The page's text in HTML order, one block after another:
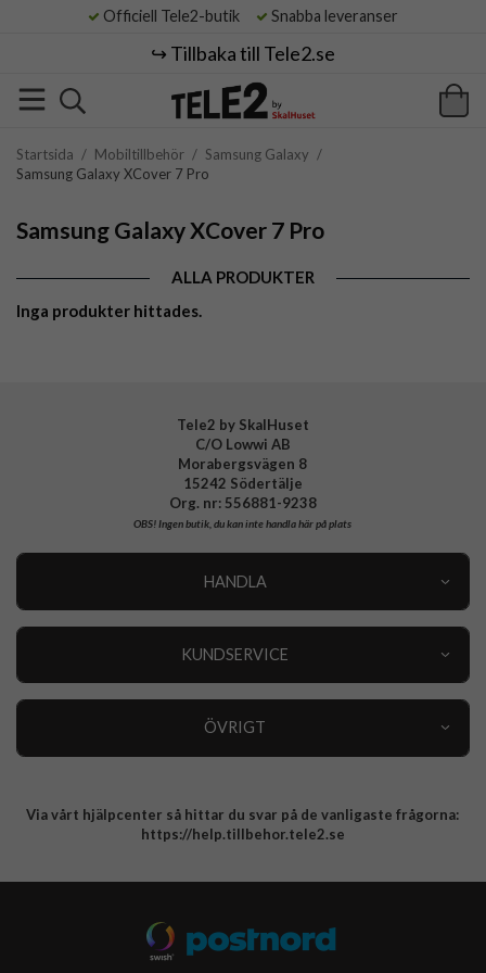
Officiell Tele2-butik Snabba leveranser
↪️ Tillbaka till Tele2.se
Startsida / Mobiltillbehör / Samsung Galaxy /
Samsung Galaxy XCover 7 Pro
Samsung Galaxy XCover 7 Pro
ALLA PRODUKTER
Inga produkter hittades.
Tele2 by SkalHuset
C/O Lowwi AB
Morabergsvägen 8
15242 Södertälje
Org. nr: 556881-9238
OBS!Ingen butik, du kan inte handla här på plats
HANDLA
KUNDSERVICE
ÖVRIGT
Integritetspolicy
Via vårt hjälpcenter så hittar du svar på de vanligaste frågorna:
https://help.tillbehor.tele2.se